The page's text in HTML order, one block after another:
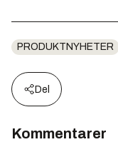
PRODUKTNYHETER
Del
Kommentarer